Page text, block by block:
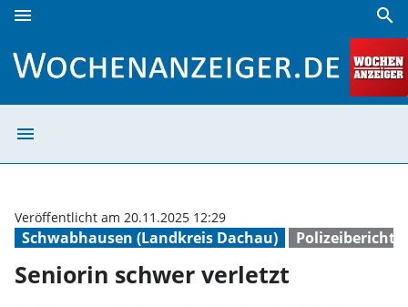
menu search
menu
Schwabhausen (Landkreis Dachau) Polizeiberichte
Veröffentlicht am 20.11.2025 12:29
Seniorin schwer verletzt